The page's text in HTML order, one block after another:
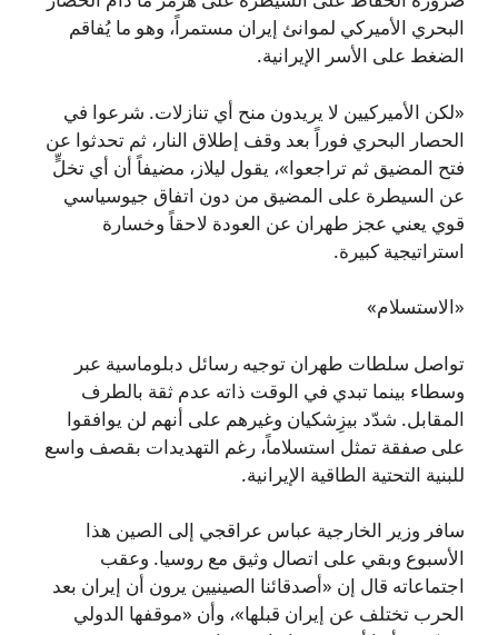
البحري الأميركي لموانئ إيران مستمراً، وهو ما يُفاقم
الضغط على الأسر الإيرانية.
«لكن الأميركيين لا يريدون منح أي تنازلات. شرعوا في
الحصار البحري فوراً بعد وقف إطلاق النار، ثم تحدثوا عن
فتح المضيق ثم تراجعوا»، يقول ليلاز، مضيفاً أن أي تخلٍّ
عن السيطرة على المضيق من دون اتفاق جيوسياسي
قوي يعني عجز طهران عن العودة لاحقاً وخسارة
استراتيجية كبيرة.
«الاستسلام»
تواصل سلطات طهران توجيه رسائل دبلوماسية عبر
وسطاء بينما تبدي في الوقت ذاته عدم ثقة بالطرف
المقابل. شدّد بيزِشكيان وغيرهم على أنهم لن يوافقوا
على صفقة تمثل استسلاماً، رغم التهديدات بقصف واسع
للبنية التحتية الطاقية الإيرانية.
سافر وزير الخارجية عباس عراقجي إلى الصين هذا
الأسبوع وبقي على اتصال وثيق مع روسيا. وعقب
اجتماعاته قال إن «أصدقائنا الصينيين يرون أن إيران بعد
الحرب تختلف عن إيران قبلها»، وأن «موقفها الدولي